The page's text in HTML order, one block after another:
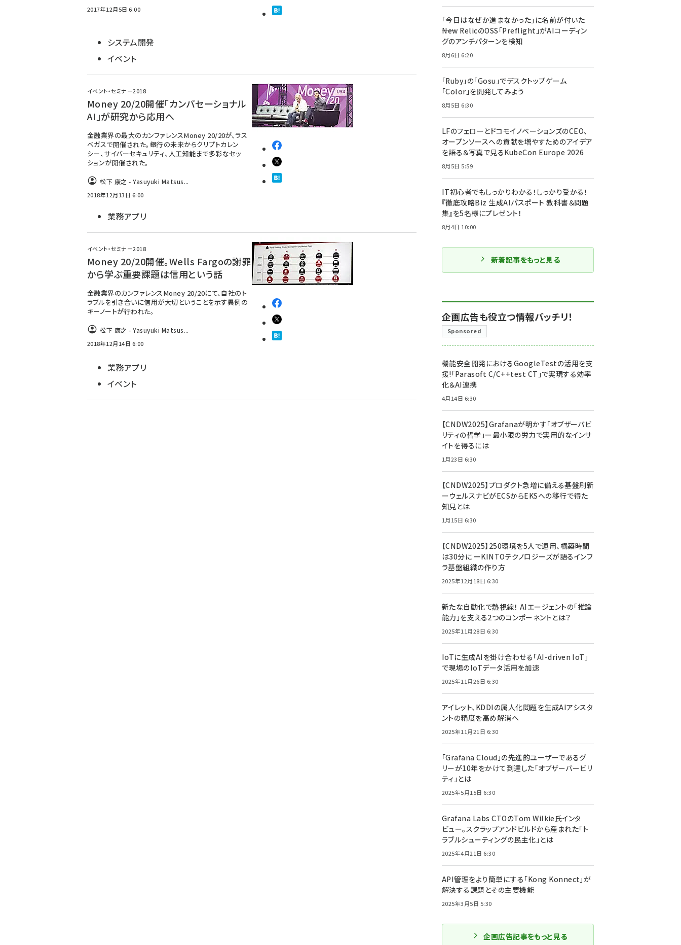
2017年12月5日 6:00
システム開発
イベント
イベント・セミナー2018
Money 20/20開催「カンバセーショナル
AI」が研究から応用へ
金融業界の最大のカンファレンスMoney 20/20が、ラス
ベガスで開催された。銀行の未来からクリプトカレン
シー、サイバーセキュリティ、人工知能まで多彩なセッ
ションが開催された。
松下 康之 - Yasuyuki Matsus...
2018年12月13日 6:00
業務アプリ
イベント・セミナー2018
Money 20/20開催。Wells Fargoの謝罪
から学ぶ重要課題は信用という話
金融業界のカンファレンスMoney 20/20にて、自社のト
ラブルを引き合いに信用が大切ということを示す異例の
キーノートが行われた。
松下 康之 - Yasuyuki Matsus...
2018年12月14日 6:00
業務アプリ
イベント
「今日はなぜか進まなかった」に名前が付いた
――New RelicのOSS「Preflight」がAIコーディン
グのアンチパターンを検知
8月6日 6:20
「Ruby」の「Gosu」でデスクトップゲーム
「Color」を開発してみよう
8月5日 6:30
LFのフェローとドコモイノベーションズのCEO、
オープンソースへの貢献を増やすためのアイデア
を語る＆写真で見るKubeCon Europe 2026
8月5日 5:59
IT初心者でもしっかりわかる！しっかり受かる！
『徹底攻略Biz 生成AIパスポート 教科書＆問題
集』を5名様にプレゼント！
8月4日 10:00
新着記事をもっと見る
企画広告も役立つ情報バッチリ！
Sponsored
機能安全開発におけるGoogleTestの活用を支
援!「Parasoft C/C++test CT」で実現する効率
化＆AI連携
4月14日 6:30
【CNDW2025】Grafanaが明かす「オブザーバビ
リティの哲学」ー最小限の労力で実用的なインサ
イトを得るには
1月23日 6:30
【CNDW2025】プロダクト急増に備える基盤刷新
ーウェルスナビがECSからEKSへの移行で得た
知見とは
1月15日 6:30
【CNDW2025】250環境を5人で運用、構築時間
は30分に ーKINTOテクノロジーズが語るインフ
ラ基盤組織の作り方
2025年12月18日 6:30
新たな自動化で熱視線！ AIエージェントの「推論
能力」を支える2つのコンポーネントとは？
2025年11月28日 6:30
IoTに生成AIを掛け合わせる「AI-driven IoT」
で現場のIoTデータ活用を加速
2025年11月26日 6:30
アイレット、KDDIの属人化問題を生成AIアシスタ
ントの精度を高め解消へ
2025年11月21日 6:30
「Grafana Cloud」の先進的ユーザーであるグ
リーが10年をかけて到達した「オブザーバービリ
ティ」とは
2025年5月15日 6:30
Grafana Labs CTOのTom Wilkie氏インタ
ビュー。スクラップアンドビルドから産まれた「ト
ラブルシューティングの民主化」とは
2025年4月21日 6:30
API管理をより簡単にする「Kong Konnect」が
解決する課題とその主要機能
2025年3月5日 5:30
企画広告記事をもっと見る